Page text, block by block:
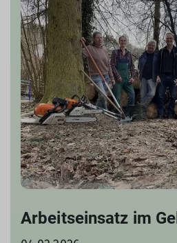
Arbeitseinsatz im